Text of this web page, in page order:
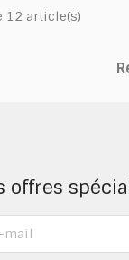
12 article(s)
offres